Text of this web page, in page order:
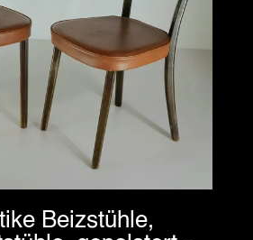
Beizstühle,